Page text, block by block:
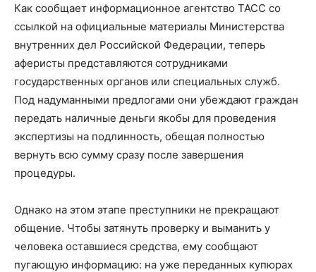
Как сообщает информационное агентство ТАСС со
ссылкой на официальные материалы Министерства
внутренних дел Российской Федерации, теперь
аферисты представляются сотрудниками
государственных органов или специальных служб.
Под надуманными предлогами они убеждают граждан
передать наличные деньги якобы для проведения
экспертизы на подлинность, обещая полностью
вернуть всю сумму сразу после завершения
процедуры.
Однако на этом этапе преступники не прекращают
общение. Чтобы затянуть проверку и выманить у
человека оставшиеся средства, ему сообщают
пугающую информацию: на уже переданных купюрах